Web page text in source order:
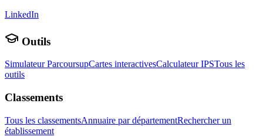
LinkedIn
Outils
Simulateur ParcoursupCartes interactivesCalculateur IPSTous les
outils
Classements
Tous les classementsAnnuaire par départementRechercher un
établissement